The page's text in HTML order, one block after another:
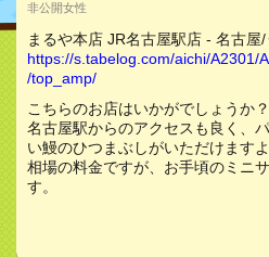
非公開女性
まるや本店 JR名古屋駅店 - 名古屋
https://s.tabelog.com/aichi/A2301/
/top_amp/
こちらのお店はいかがでしょうか？
名古屋駅からのアクセスも良く、
い鰻のひつまぶしがいただけますよ
相場の料金ですが、お手頃のミニ
す。